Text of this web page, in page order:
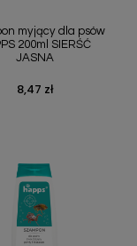
myjący dla psów
200ml SIERŚĆ
JASNA
Cena
8,47 zł